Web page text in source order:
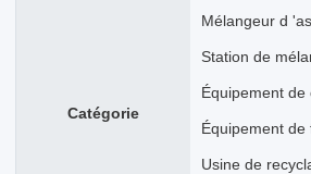
Catégorie
Mélangeur d
Station de
Équipement
Équipement
Usine de